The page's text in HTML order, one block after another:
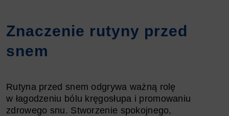
Znaczenie rutyny przed
snem
Rutyna przed snem odgrywa ważną rolę
w łagodzeniu bólu kręgosłupa i promowaniu
zdrowego snu. Stworzenie spokojnego,